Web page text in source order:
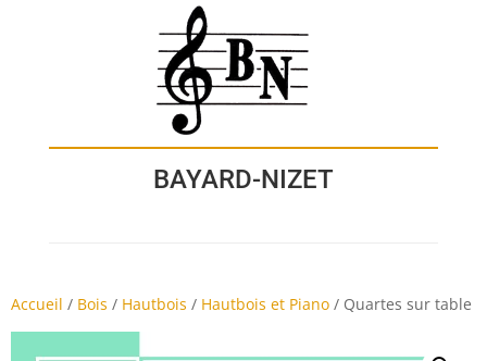
BAYARD-NIZET
Accueil / Bois / Hautbois / Hautbois et Piano / Quartes sur table